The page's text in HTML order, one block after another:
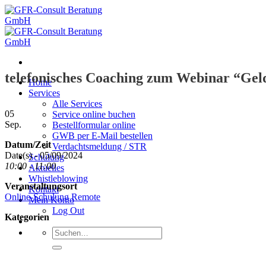
Zum
Inhalt
springen
Home
Services
Alle Services
Service online buchen
Bestellformular online
GWB per E-Mail bestellen
Verdachtsmeldung / STR
Schulung
Aktuelles
Whistleblowing
Kontakt
Mein Konto
Log Out
Suche
nach:
telefonisches Coaching zum Webinar
05
Sep.
Datum/Zeit
Date(s) - 05/09/2024
10:00 - 11:00
Veranstaltungsort
Online-Schulung Remote
Kategorien